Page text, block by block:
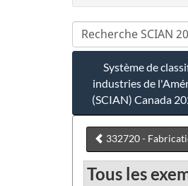
Système de
industries de
(SCIAN) Canada
332720 -
Tous les